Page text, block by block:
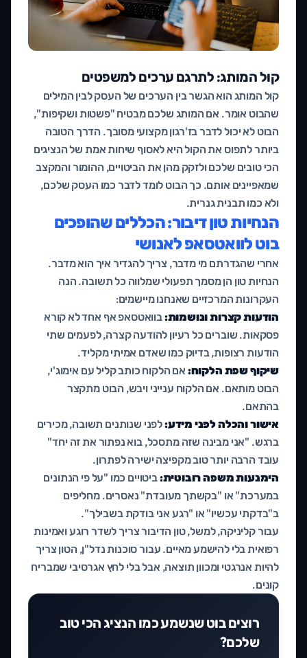
קול המותג: לתרגם ערכים למשפטים
קול המותג הוא הגשר בין הערכים של העסק לבין המילים
שהבוט אומר. אם המותג שלכם מבטיח "פשטות ושקיפות",
הבוט לא יכול לדבר בז'רגון מקצועי מסובך. הדרך הטובה
ביותר לתפוס את הקול היא לאסוף שיחות אמת של הנציגים
הכי טובים שלכם ולזקק מהן את הביטויים, ההומור והמקצב
שמאפיינים אותם. כך הבוט לומד לדבר כמו העסק שלכם,
ולא כמו תבנית גנרית.
הנחיות טון דיבור: הכללים שהופכים
בוט לוואטסאפ לאנושי
אחרי שהגדרתם מי מדבר, צריך להגדיר איך הוא מדבר.
הנחיות טון הן מסמך תפעולי שמלווה כל תשובה. הנה
העקרונות המרכזיים שאנחנו מיישמים:
הודעות קצרות ונושמות:בוואטסאפ אף אחד לא קורא
פסקאות. שוברים כל רעיון להודעה קצרה, לפעמים שתי
הודעות רצופות, בדיוק כמו שאדם אמיתי מקליד.
שיקוף שפת הלקוח: אם הלקוח כותב קליל עם אימוג'י,
הבוט מותאם. אם הלקוח ענייני ויבש, הבוט מתקצר
בהתאם.
אישור והכלה לפני מידע:לפני שנותנים תשובה, מכירים
ברגש. "אני מבינה שזה מתסכל, בוא נפתור את זה יחד"
עובד הרבה יותר טוב מקפיצה ישירה לפתרון.
הימנעות משפה רובוטית:ביטויים כמו "על פי הנתונים
במערכת" או "בקשתך מעובדת" נאסרים. מחליפים
ב"בדקתי עכשיו" או "רגע אני בודקת בשבילך".
עבור קליניקה, למשל, טון הדיבור צריך לשדר רוגע ואמינות
רפואית בלי להישמע מאיים. עבור סוכנות נדל"ן, הטון צריך
להיות אנרגטי ומכוון תוצאה, אבל בלי לחץ אגרסיבי שמבריח
קונים.
רוצים בוט שנשמע כמו הנציג הכי טוב
שלכם?